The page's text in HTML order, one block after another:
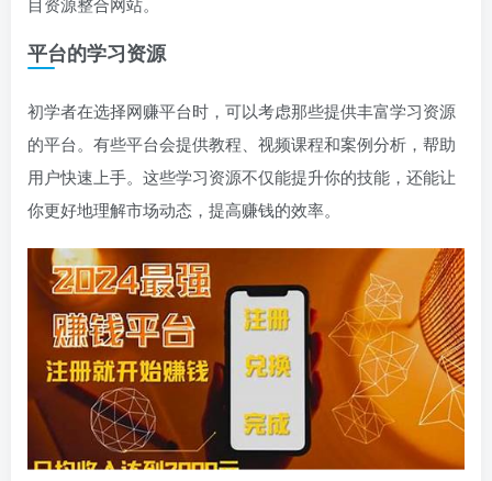
平台的学习资源
初学者在选择网赚平台时，可以考虑那些提供丰富学习资源
的平台。有些平台会提供教程、视频课程和案例分析，帮助
用户快速上手。这些学习资源不仅能提升你的技能，还能让
你更好地理解市场动态，提高赚钱的效率。